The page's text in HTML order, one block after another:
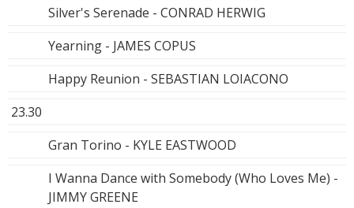
Silver's Serenade - CONRAD HERWIG
Yearning - JAMES COPUS
Happy Reunion - SEBASTIAN LOIACONO
23.30
Gran Torino - KYLE EASTWOOD
I Wanna Dance with Somebody (Who Loves Me) -
JIMMY GREENE